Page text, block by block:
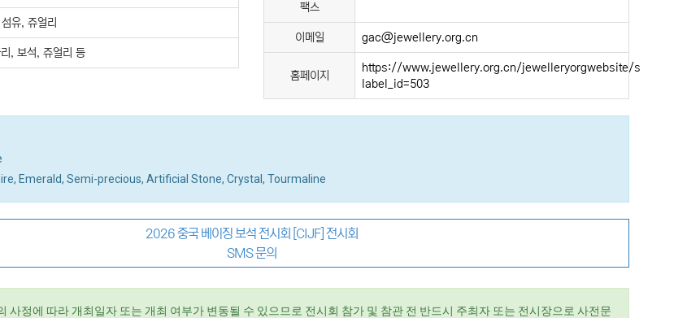
유, 쥬얼리
, 보석, 쥬얼리 등
팩스
이메일 gac@jewellery.org.cn
홈페이지
https://www.jewellery.org.cn/jewelleryorgwebsite/sub/
label_id=503
Emerald, Semi-precious, Artificial Stone, Crystal, Tourmaline
2026 중국 베이징 보석 전시회 [CIJF] 전시회
SMS 문의
사정에 따라 개최일자 또는 개최 여부가 변동될 수 있으므로 전시회 참가 및 참관 전 반드시 주최자 또는 전시장으로 사전문